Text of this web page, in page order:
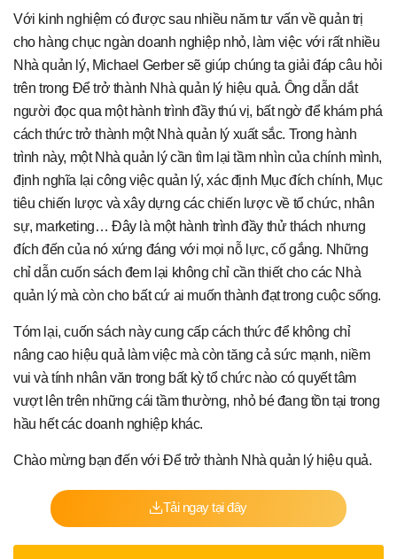
Với kinh nghiệm có được sau nhiều năm tư vấn về quản trị
cho hàng chục ngàn doanh nghiệp nhỏ, làm việc với rất nhiều
Nhà quản lý, Michael Gerber sẽ giúp chúng ta giải đáp câu hỏi
trên trong Để trở thành Nhà quản lý hiệu quả. Ông dẫn dắt
người đọc qua một hành trình đầy thú vị, bất ngờ để khám phá
cách thức trở thành một Nhà quản lý xuất sắc. Trong hành
trình này, một Nhà quản lý cần tìm lại tầm nhìn của chính mình,
định nghĩa lại công việc quản lý, xác định Mục đích chính, Mục
tiêu chiến lược và xây dựng các chiến lược về tổ chức, nhân
sự, marketing… Đây là một hành trình đầy thử thách nhưng
đích đến của nó xứng đáng với mọi nỗ lực, cố gắng. Những
chỉ dẫn cuốn sách đem lại không chỉ cần thiết cho các Nhà
quản lý mà còn cho bất cứ ai muốn thành đạt trong cuộc sống.
Tóm lại, cuốn sách này cung cấp cách thức để không chỉ
nâng cao hiệu quả làm việc mà còn tăng cả sức mạnh, niềm
vui và tính nhân văn trong bất kỳ tổ chức nào có quyết tâm
vượt lên trên những cái tầm thường, nhỏ bé đang tồn tại trong
hầu hết các doanh nghiệp khác.
Chào mừng bạn đến với Để trở thành Nhà quản lý hiệu quả.
Tải ngay tại đây